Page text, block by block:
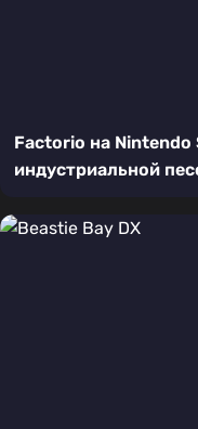
Factorio на Nintendo
индустриальной